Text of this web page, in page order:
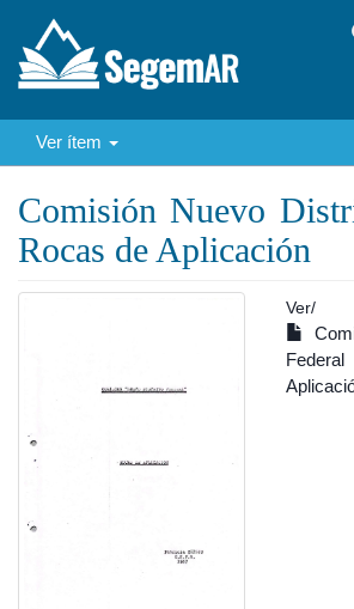
Ver ítem
Comisión Nuevo
Rocas de Aplicación
Ver/